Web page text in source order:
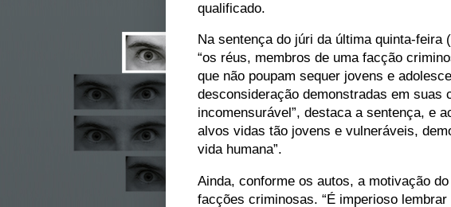
qualificado.
Na sentença do júri da última quinta-
“os réus, membros de uma facção
que não poupam sequer jovens e
desconsideração demonstradas em suas
incomensurável”, destaca a sentença, e
alvos vidas tão jovens e vulneráveis,
vida humana”.
Ainda, conforme os autos, a motivação
facções criminosas. “É imperioso